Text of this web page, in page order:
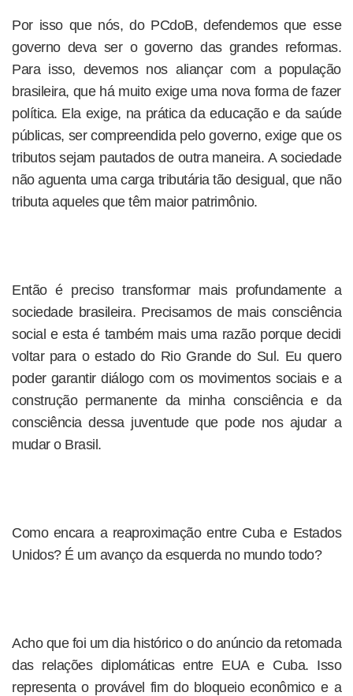
Por isso que nós, do PCdoB, defendemos que esse
governo deva ser o governo das grandes reformas.
Para isso, devemos nos aliançar com a população
brasileira, que há muito exige uma nova forma de fazer
política. Ela exige, na prática da educação e da saúde
públicas, ser compreendida pelo governo, exige que os
tributos sejam pautados de outra maneira. A sociedade
não aguenta uma carga tributária tão desigual, que não
tributa aqueles que têm maior patrimônio.
Então é preciso transformar mais profundamente a
sociedade brasileira. Precisamos de mais consciência
social e esta é também mais uma razão porque decidi
voltar para o estado do Rio Grande do Sul. Eu quero
poder garantir diálogo com os movimentos sociais e a
construção permanente da minha consciência e da
consciência dessa juventude que pode nos ajudar a
mudar o Brasil.
Como encara a reaproximação entre Cuba e Estados
Unidos? É um avanço da esquerda no mundo todo?
Acho que foi um dia histórico o do anúncio da retomada
das relações diplomáticas entre EUA e Cuba. Isso
representa o provável fim do bloqueio econômico e a